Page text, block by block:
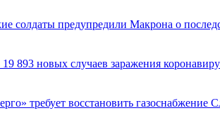
солдаты предупредили Макрона о
893 новых случаев заражения
требует восстановить газоснабжение